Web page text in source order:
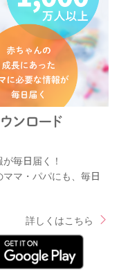
毎日届く！
マ・パパにも、毎日
詳しくはこちら